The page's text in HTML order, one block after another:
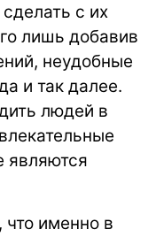
с их
лишь добавив
неудобные
и так далее.
людей в
являются
именно в